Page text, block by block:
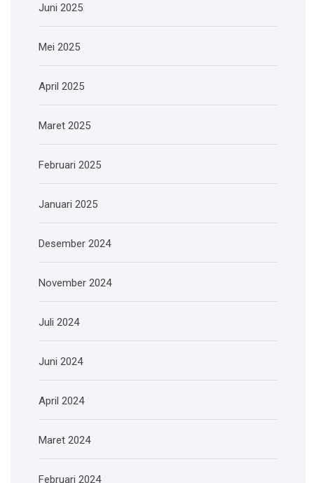
Juni 2025
Mei 2025
April 2025
Maret 2025
Februari 2025
Januari 2025
Desember 2024
November 2024
Juli 2024
Juni 2024
April 2024
Maret 2024
Februari 2024